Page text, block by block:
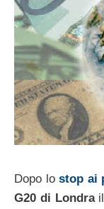
Dopo lo stop ai
G20 di Londrail